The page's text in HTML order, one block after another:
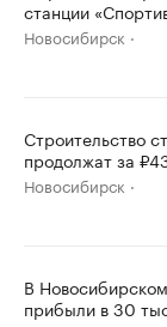
станции
Новосибирск
Строительство
продолжат за
Новосибирск
В
прибыли в 30